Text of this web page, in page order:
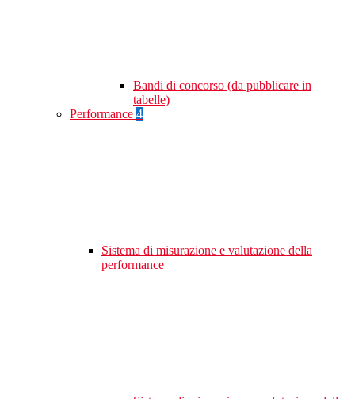
Bandi di concorso (da pubblicare in
tabelle)
Performance 4
Sistema di misurazione e valutazione della
performance